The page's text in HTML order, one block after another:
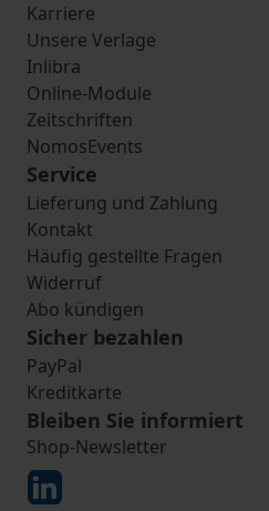
Karriere
Unsere Verlage
Inlibra
Online-Module
Zeitschriften
NomosEvents
Service
Lieferung und Zahlung
Kontakt
Häufig gestellte Fragen
Widerruf
Abo kündigen
Sicher bezahlen
PayPal
Kreditkarte
Bleiben Sie informiert
Shop-Newsletter